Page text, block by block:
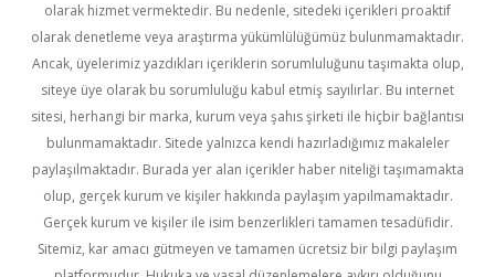
olarak hizmet vermektedir. Bu nedenle, sitedeki içerikleri proaktif
olarak denetleme veya araştırma yükümlülüğümüz bulunmamaktadır.
Ancak, üyelerimiz yazdıkları içeriklerin sorumluluğunu taşımakta olup,
siteye üye olarak bu sorumluluğu kabul etmiş sayılırlar. Bu internet
sitesi, herhangi bir marka, kurum veya şahıs şirketi ile hiçbir bağlantısı
bulunmamaktadır. Sitede yalnızca kendi hazırladığımız makaleler
paylaşılmaktadır. Burada yer alan içerikler haber niteliği taşımamakta
olup, gerçek kurum ve kişiler hakkında paylaşım yapılmamaktadır.
Gerçek kurum ve kişiler ile isim benzerlikleri tamamen tesadüfidir.
Sitemiz, kar amacı gütmeyen ve tamamen ücretsiz bir bilgi paylaşım